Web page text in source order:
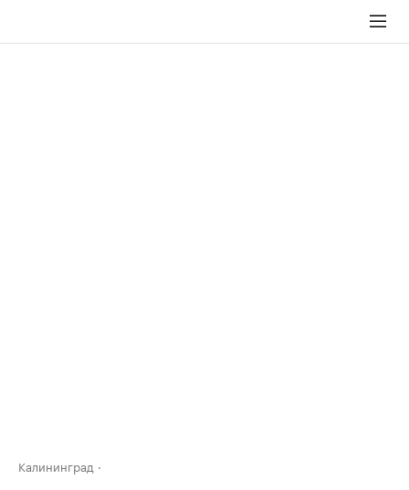
Калининград